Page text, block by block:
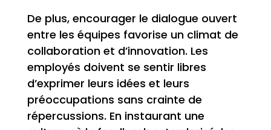
De plus, encourager le dialogue ouvert
entre les équipes favorise un climat de
collaboration et d’innovation. Les
employés doivent se sentir libres
d’exprimer leurs idées et leurs
préoccupations sans crainte de
répercussions. En instaurant une